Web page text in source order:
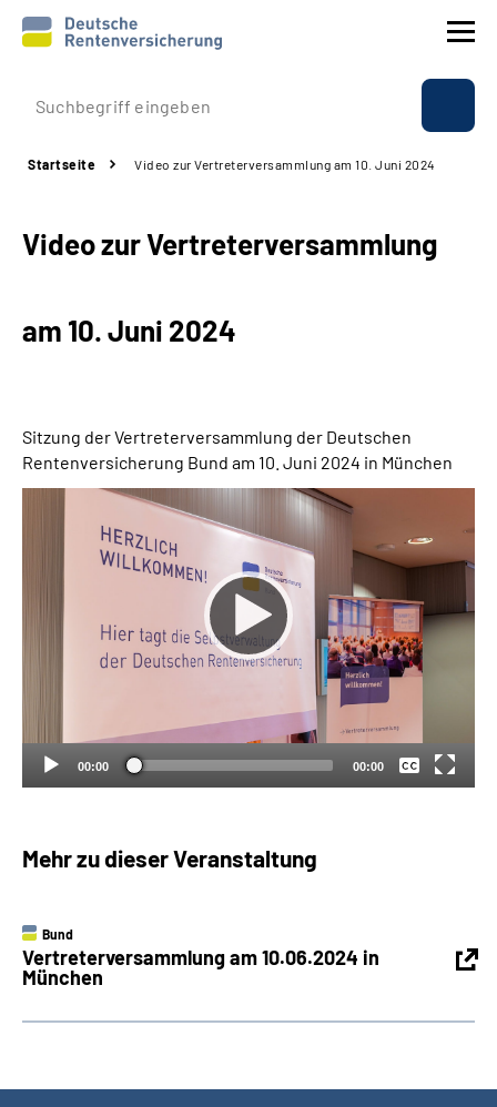
Prävention
Rente
Über uns & Presse
Online-Services
Language
Inhalte in Gebärdensprache (DGS)
Leichte Sprache
Startseite Video zur Vertreterversammlung am 10. Juni 2024
Video zur Vertreterversammlung
am 10. Juni 2024
Sitzung der Vertreterversammlung der Deutschen
Rentenversicherung Bund am 10 . Juni 2024 in München
00:00 00:00
Deutsch
Mehr zu dieser Veranstaltung
Bund
Vertreterversammlung am 10.06.2024 in
München